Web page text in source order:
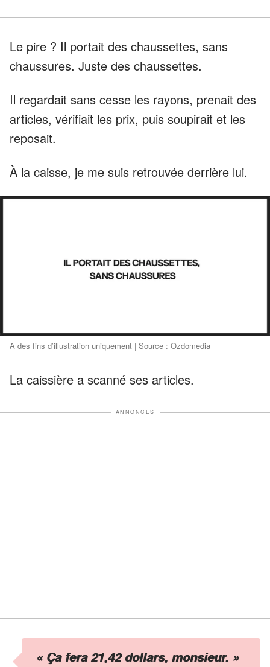
Le pire ? Il portait des chaussettes, sans
chaussures. Juste des chaussettes.
Il regardait sans cesse les rayons, prenait des
articles, vérifiait les prix, puis soupirait et les
reposait.
À la caisse, je me suis retrouvée derrière lui.
À des fins d’illustration uniquement | Source : Ozdomedia
La caissière a scanné ses articles.
ANNONCES
« Ça fera 21,42 dollars, monsieur. »